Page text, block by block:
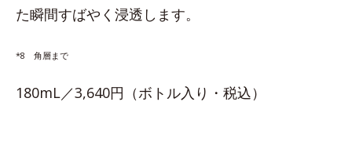
た瞬間すばやく浸透します。
*8 角層まで
180mL／3,640円（ボトル入り・税込）